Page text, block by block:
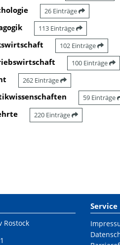
26 Einträge
113 Einträge
102 Einträge
100 Einträge
262 Einträge
59 Einträge
220 Einträge
Rostock
Service